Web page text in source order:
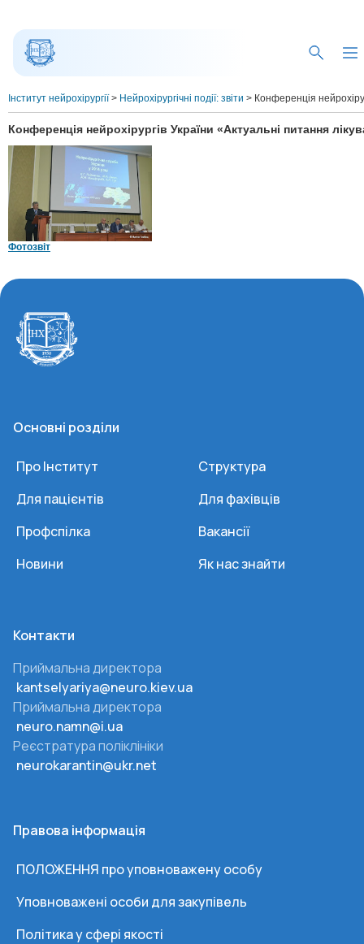
Інститут нейрохірургії> Нейрохірургічні події: звіти > Конференція
Конференція нейрохірургів України «Актуальні питання
Фотозвіт
Основні розділи
Про Інститут
Структура
Для пацієнтів
Для фахівців
Профспілка
Вакансії
Новини
Як нас знайти
Контакти
Приймальна директора
kantselyariya@neuro.kiev.ua
Приймальна директора
neuro.namn@i.ua
Реєстратура поліклініки
neurokarantin@ukr.net
Правова інформація
ПОЛОЖЕННЯ про уповноважену особу
Уповноважені особи для закупівель
Політика у сфері якості